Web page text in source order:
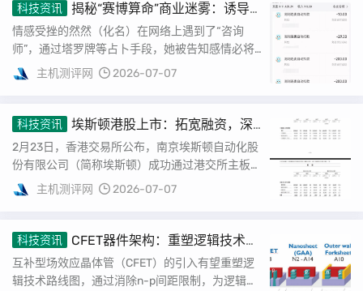
科技资讯
揭秘“赛博算命”商业迷雾：诱导
消费与监管挑战
情感受挫的然然（化名）在网络上遇到了“咨询
师”，通过塔罗牌等占卜手段，她被告知感情必将
修复。然而，时间流逝，她不断咨询，却未能如
愿。...
主机测评网 2026-07-07
科技资讯
埃斯顿港股上市：拓宽融资，深
耕工业自动化
2月23日，香港交易所公布，南京埃斯顿自动化股
份有限公司（简称埃斯顿）成功通过港交所主板上
主机测评网 2026-07-07
科技资讯
CFET器件架构：重塑逻辑技术路
线图
互补型场效应晶体管（CFET）的引入有望重塑逻
辑技术路线图，通过消除n-p间距限制，为逻辑标